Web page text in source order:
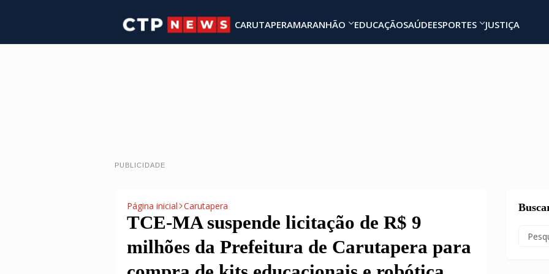
CARUTAPERAMARANHÃO EDUCAÇÃOSAÚDEESPORTES JUSTIÇA
PUBLICIDADE
Página inicial Carutapera
TCE-MA suspende licitação de R$ 9
milhões da Prefeitura de Carutapera para